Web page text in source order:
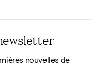
nouvelles de